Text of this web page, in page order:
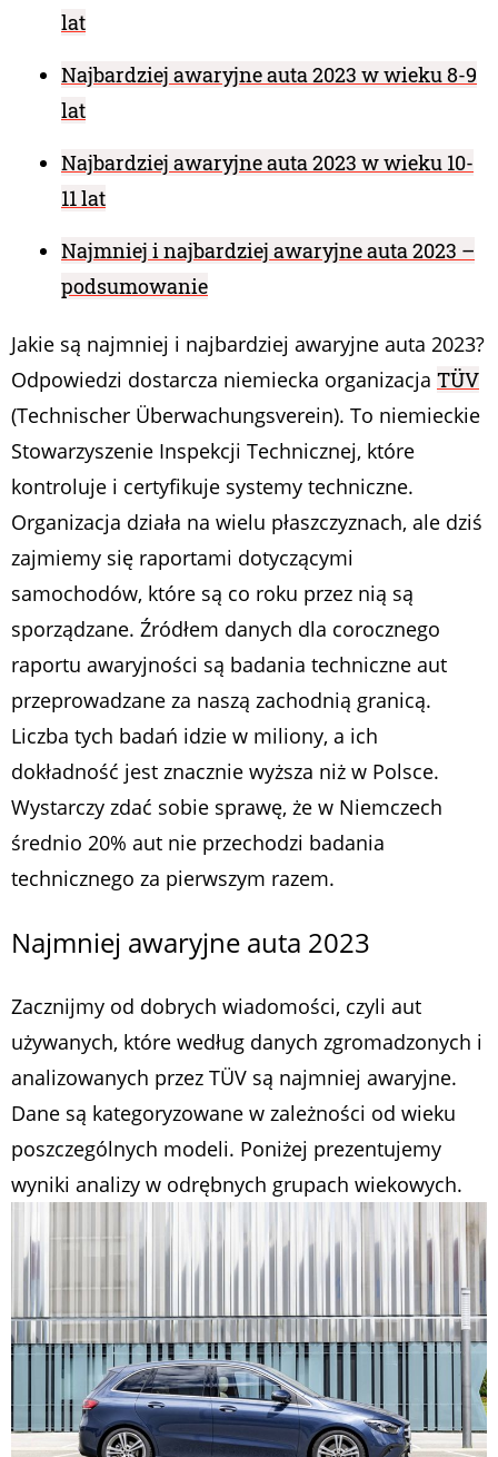
lat
Najbardziej awaryjne auta 2023 w wieku 8-9
lat
Najbardziej awaryjne auta 2023 w wieku 10-
11 lat
Najmniej i najbardziej awaryjne auta 2023 –
podsumowanie
Jakie są najmniej i najbardziej awaryjne auta 2023?
Odpowiedzi dostarcza niemiecka organizacja TÜV
(Technischer Überwachungsverein). To niemieckie
Stowarzyszenie Inspekcji Technicznej, które
kontroluje i certyfikuje systemy techniczne.
Organizacja działa na wielu płaszczyznach, ale dziś
zajmiemy się raportami dotyczącymi
samochodów, które są co roku przez nią są
sporządzane. Źródłem danych dla corocznego
raportu awaryjności są badania techniczne aut
przeprowadzane za naszą zachodnią granicą.
Liczba tych badań idzie w miliony, a ich
dokładność jest znacznie wyższa niż w Polsce.
Wystarczy zdać sobie sprawę, że w Niemczech
średnio 20% aut nie przechodzi badania
technicznego za pierwszym razem.
Najmniej awaryjne auta 2023
Zacznijmy od dobrych wiadomości, czyli aut
używanych, które według danych zgromadzonych i
analizowanych przez TÜV są najmniej awaryjne.
Dane są kategoryzowane w zależności od wieku
poszczególnych modeli. Poniżej prezentujemy
wyniki analizy w odrębnych grupach wiekowych.